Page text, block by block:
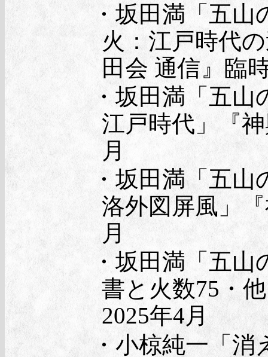
・坂田満「五
火：江戸時代
田会 通信』臨
・坂田満「五
江戸時代」『
月
・坂田満「五
洛外図屏風」
月
・坂田満「五
書と火数75・
2025年4月
・小椋純一「